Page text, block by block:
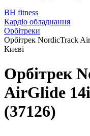
BH fitness
Кардіо обладнання
Орбітреки
Орбітрек NordicTrack
Києві
Орбітрек
AirGlide
(37126)